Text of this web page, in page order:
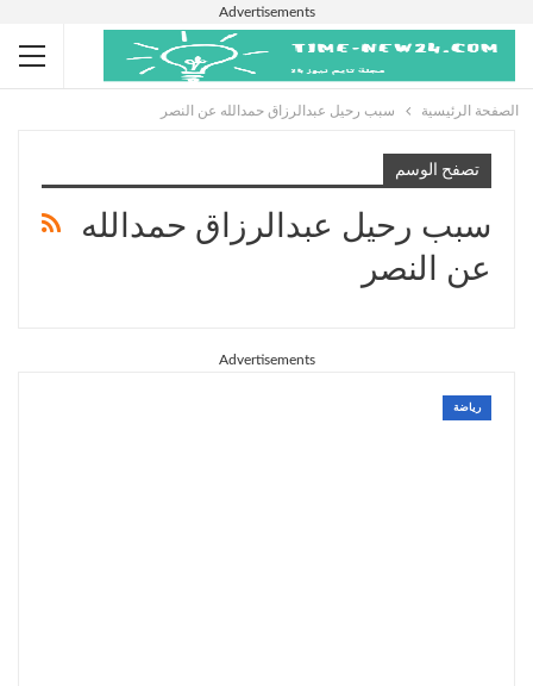
Advertisements
الصفحة الرئيسية سبب رحيل عبدالرزاق حمدالله عن النصر
تصفح الوسم
سبب رحيل عبدالرزاق حمدالله
عن النصر
Advertisements
رياضة